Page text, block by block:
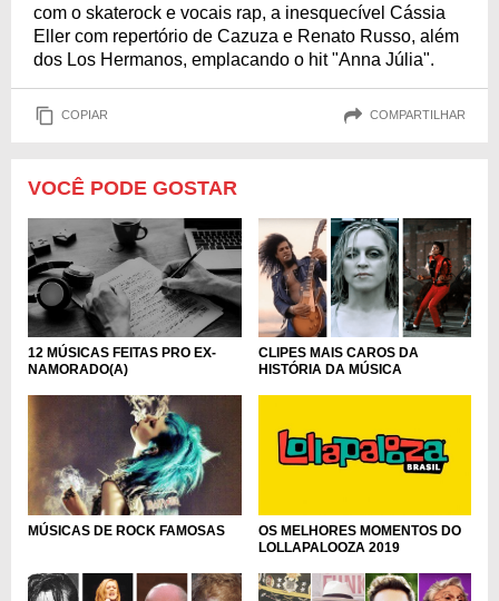
com o skaterock e vocais rap, a inesquecível Cássia
Eller com repertório de Cazuza e Renato Russo, além
dos Los Hermanos, emplacando o hit "Anna Júlia".
COPIAR COMPARTILHAR
VOCÊ PODE GOSTAR
12 MÚSICAS FEITAS PRO EX-
NAMORADO(A)
CLIPES MAIS CAROS DA
HISTÓRIA DA MÚSICA
MÚSICAS DE ROCK FAMOSAS
OS MELHORES MOMENTOS DO
LOLLAPALOOZA 2019